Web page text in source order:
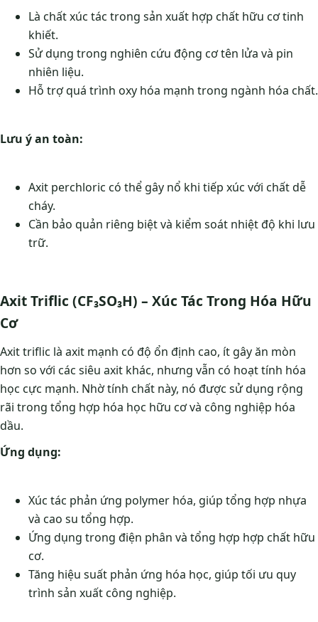
Là chất xúc tác trong sản xuất hợp chất hữu cơ tinh
khiết.
Sử dụng trong nghiên cứu động cơ tên lửa và pin
nhiên liệu.
Hỗ trợ quá trình oxy hóa mạnh trong ngành hóa chất.
Lưu ý an toàn:
Axit perchloric có thể gây nổ khi tiếp xúc với chất dễ
cháy.
Cần bảo quản riêng biệt và kiểm soát nhiệt độ khi lưu
trữ.
Axit Triflic (CF₃SO₃H) – Xúc Tác Trong Hóa Hữu
Cơ
Axit triflic là axit mạnh có độ ổn định cao, ít gây ăn mòn
hơn so với các siêu axit khác, nhưng vẫn có hoạt tính hóa
học cực mạnh. Nhờ tính chất này, nó được sử dụng rộng
rãi trong tổng hợp hóa học hữu cơ và công nghiệp hóa
dầu.
Ứng dụng:
Xúc tác phản ứng polymer hóa, giúp tổng hợp nhựa
và cao su tổng hợp.
Ứng dụng trong điện phân và tổng hợp hợp chất hữu
cơ.
Tăng hiệu suất phản ứng hóa học, giúp tối ưu quy
trình sản xuất công nghiệp.